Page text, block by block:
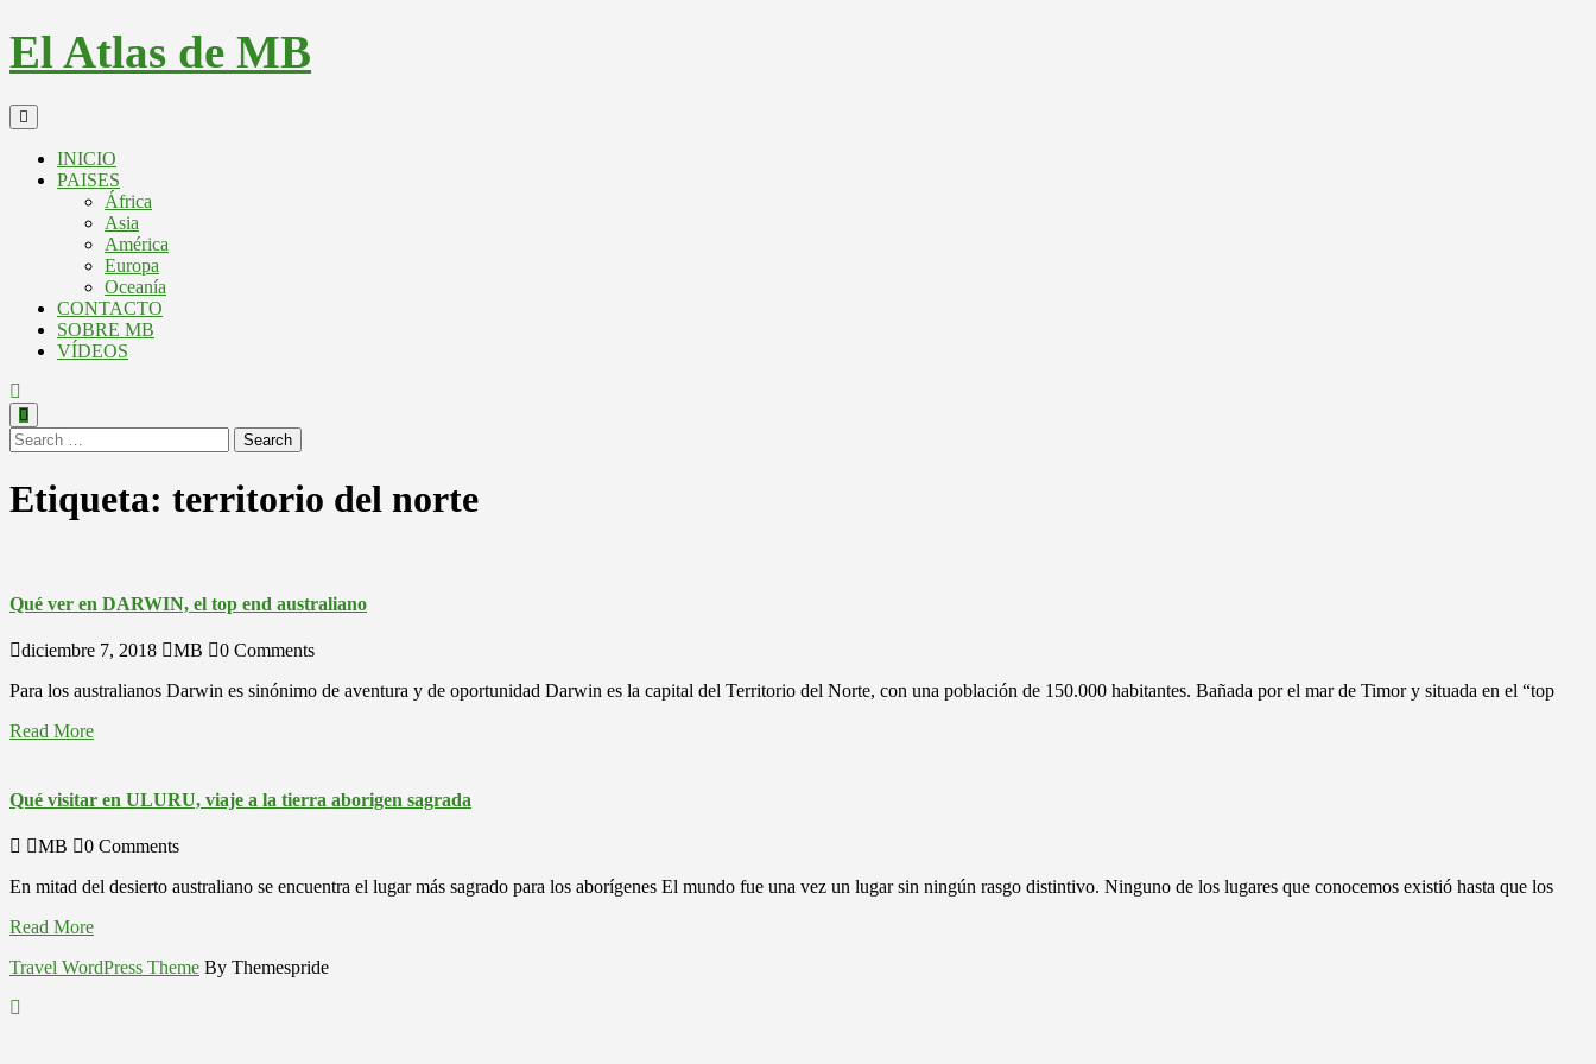
El Atlas de MB
INICIO
PAISES
África
Asia
América
Europa
Oceanía
CONTACTO
SOBRE MB
VÍDEOS
Search
Etiqueta: territorio del norte
Qué ver en DARWIN, el top end australiano
diciembre 7, 2018 MB
0 Comments
Para los australianos Darwin es sinónimo de aventura y de oportunidad Darwin es la capital del Territorio del Norte, con una población de 150.000 habitantes. Bañada por el mar de Timor y situada en el “top
Read More
Qué visitar en ULURU, viaje a la tierra aborigen sagrada
MB
0 Comments
En mitad del desierto australiano se encuentra el lugar más sagrado para los aborígenes El mundo fue una vez un lugar sin ningún rasgo distintivo. Ninguno de los lugares que conocemos existió hasta que los
Read More
Travel WordPress Theme By Themespride